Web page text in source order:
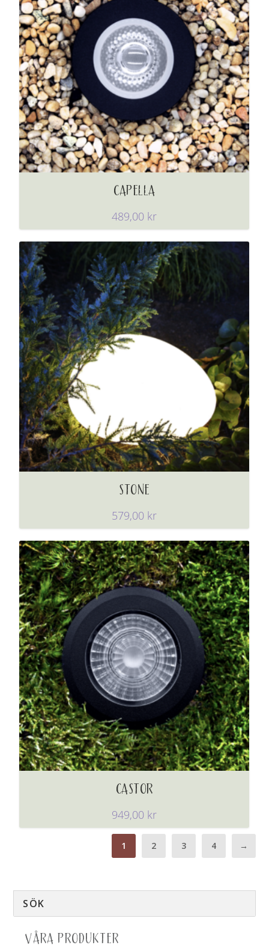
CAPELLA
489,00 kr
STONE
579,00 kr
CASTOR
949,00 kr
1 2 3 4 →
VÅRA PRODUKTER